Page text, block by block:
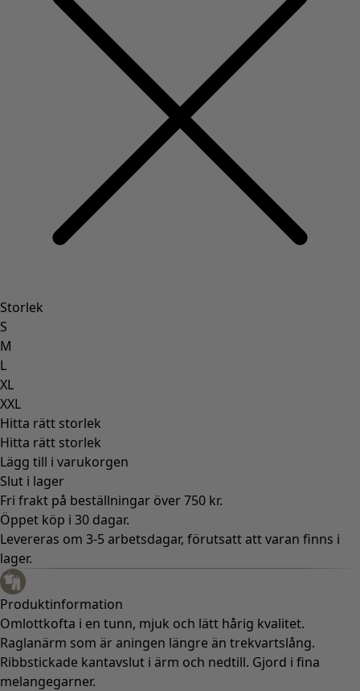
Storlek
S
M
L
XL
XXL
Hitta rätt storlek
Hitta rätt storlek
Lägg till i varukorgen
Slut i lager
Fri frakt på beställningar över 750 kr.
Öppet köp i 30 dagar.
Levereras om 3-5 arbetsdagar, förutsatt att varan finns i
lager.
Produktinformation
Omlottkofta i en tunn, mjuk och lätt hårig kvalitet.
Raglanärm som är aningen längre än trekvartslång.
Ribbstickade kantavslut i ärm och nedtill. Gjord i fina
melangegarner.